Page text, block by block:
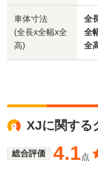
WLTCモード
燃費
車体寸法
(全長x全幅x全
高)
全
全
全
XJに関する
総合評価 4.1点